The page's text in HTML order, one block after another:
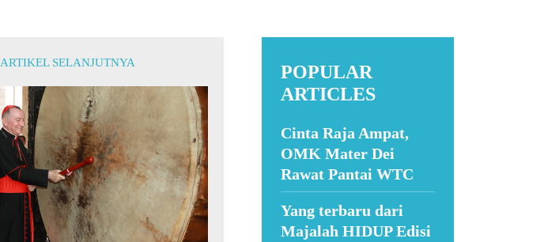
ARTIKEL SELANJUTNYA
POPULAR
ARTICLES
Cinta Raja Ampat,
OMK Mater Dei
Rawat Pantai WTC
Yang terbaru dari
Majalah HIDUP Edisi